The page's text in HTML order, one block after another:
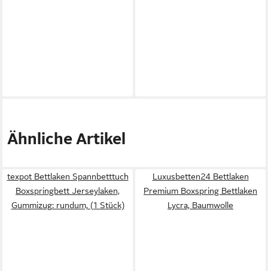
Ähnliche Artikel
texpot Bettlaken Spannbetttuch
Boxspringbett Jerseylaken,
Gummizug: rundum, (1 Stück)
Luxusbetten24 Bettlaken
Premium Boxspring Bettlaken
Lycra, Baumwolle